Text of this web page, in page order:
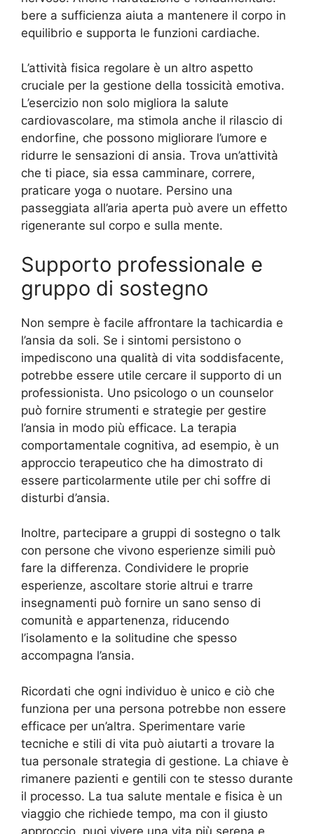
bere a sufficienza aiuta a mantenere il corpo in
equilibrio e supporta le funzioni cardiache.
L’attività fisica regolare è un altro aspetto
cruciale per la gestione della tossicità emotiva.
L’esercizio non solo migliora la salute
cardiovascolare, ma stimola anche il rilascio di
endorfine, che possono migliorare l’umore e
ridurre le sensazioni di ansia. Trova un’attività
che ti piace, sia essa camminare, correre,
praticare yoga o nuotare. Persino una
passeggiata all’aria aperta può avere un effetto
rigenerante sul corpo e sulla mente.
Supporto professionale e
gruppo di sostegno
Non sempre è facile affrontare la tachicardia e
l’ansia da soli. Se i sintomi persistono o
impediscono una qualità di vita soddisfacente,
potrebbe essere utile cercare il supporto di un
professionista. Uno psicologo o un counselor
può fornire strumenti e strategie per gestire
l’ansia in modo più efficace. La terapia
comportamentale cognitiva, ad esempio, è un
approccio terapeutico che ha dimostrato di
essere particolarmente utile per chi soffre di
disturbi d’ansia.
Inoltre, partecipare a gruppi di sostegno o talk
con persone che vivono esperienze simili può
fare la differenza. Condividere le proprie
esperienze, ascoltare storie altrui e trarre
insegnamenti può fornire un sano senso di
comunità e appartenenza, riducendo
l’isolamento e la solitudine che spesso
accompagna l’ansia.
Ricordati che ogni individuo è unico e ciò che
funziona per una persona potrebbe non essere
efficace per un’altra. Sperimentare varie
tecniche e stili di vita può aiutarti a trovare la
tua personale strategia di gestione. La chiave è
rimanere pazienti e gentili con te stesso durante
il processo. La tua salute mentale e fisica è un
viaggio che richiede tempo, ma con il giusto
approccio, puoi vivere una vita più serena e